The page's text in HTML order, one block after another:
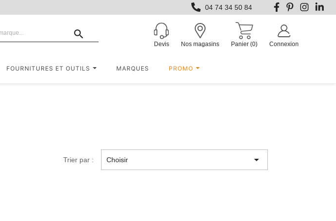
04 74 34 50 84

Devis Nos magasins Panier (0) Connexion
FOURNITURES ET OUTILS MARQUES PROMO
Trier par : Choisir 